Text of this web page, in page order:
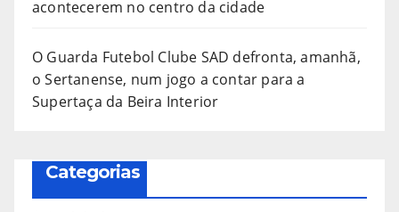
acontecerem no centro da cidade
O Guarda Futebol Clube SAD defronta, amanhã,
o Sertanense, num jogo a contar para a
Supertaça da Beira Interior
Categorias